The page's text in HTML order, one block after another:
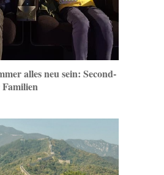
alles neu sein: Second-